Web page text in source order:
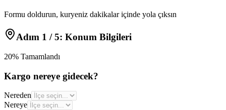
Formu doldurun, kuryeniz dakikalar içinde yola çıksın
Adım 1 / 5: Konum Bilgileri
20% Tamamlandı
Kargo nereye gidecek?
Nereden
Nereye